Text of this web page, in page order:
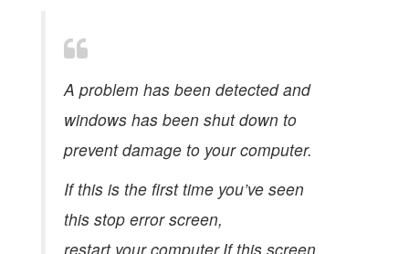
A problem has been detected and
windows has been shut down to
prevent damage to your computer.
If this is the first time you’ve seen
this stop error screen,
restart your computer.If this screen